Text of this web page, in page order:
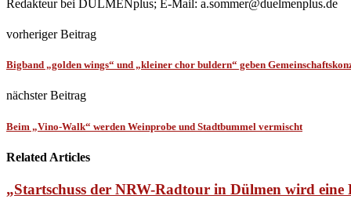
Redakteur bei DÜLMENplus; E-Mail: a.sommer@duelmenplus.de
vorheriger Beitrag
Bigband „golden wings“ und „kleiner chor buldern“ geben
nächster Beitrag
Beim „Vino-Walk“ werden Weinprobe und Stadtbummel vermischt
Related Articles
„Startschuss der NRW-Radtour in Dülmen wird eine